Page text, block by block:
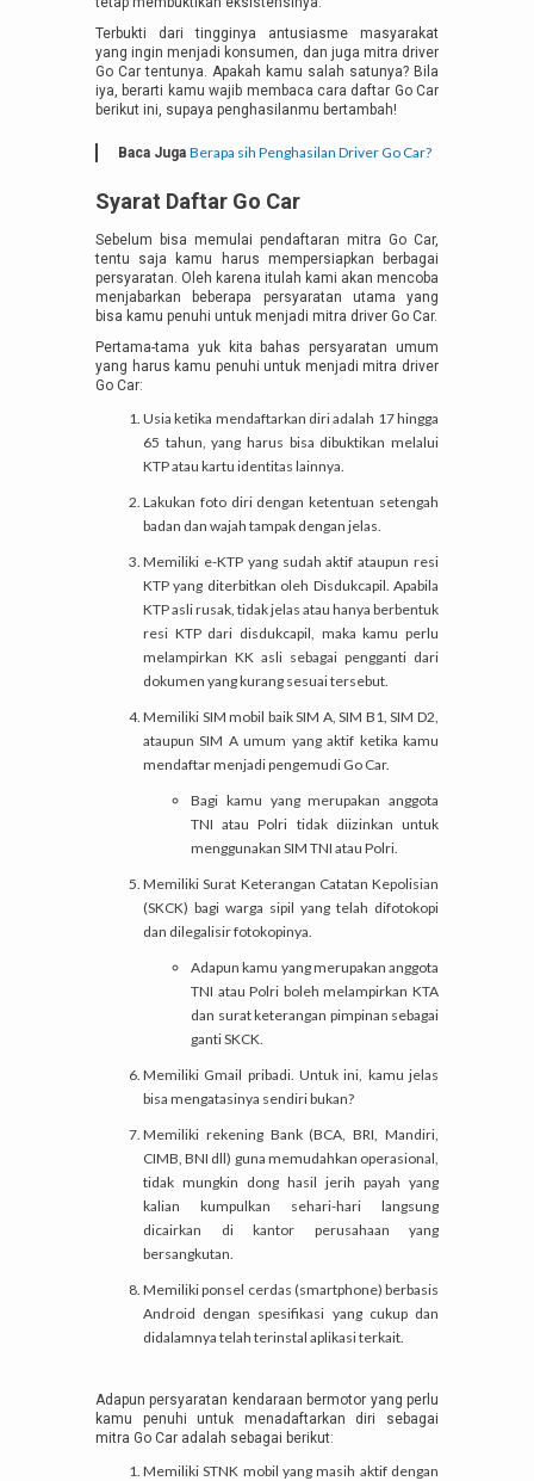
Terbukti dari tingginya antusiasme masyarakat
yang ingin menjadi konsumen, dan juga mitra driver
Go Car tentunya. Apakah kamu salah satunya? Bila
iya, berarti kamu wajib membaca cara daftar Go Car
berikut ini, supaya penghasilanmu bertambah!
Baca Juga Berapa sih Penghasilan Driver Go Car?
Syarat Daftar Go Car
Sebelum bisa memulai pendaftaran mitra Go Car,
tentu saja kamu harus mempersiapkan berbagai
persyaratan. Oleh karena itulah kami akan mencoba
menjabarkan beberapa persyaratan utama yang
bisa kamu penuhi untuk menjadi mitra driver Go Car.
Pertama-tama yuk kita bahas persyaratan umum
yang harus kamu penuhi untuk menjadi mitra driver
Go Car:
Usia ketika mendaftarkan diri adalah 17 hingga
65 tahun, yang harus bisa dibuktikan melalui
KTP atau kartu identitas lainnya.
Lakukan foto diri dengan ketentuan setengah
badan dan wajah tampak dengan jelas.
Memiliki e-KTP yang sudah aktif ataupun resi
KTP yang diterbitkan oleh Disdukcapil. Apabila
KTP asli rusak, tidak jelas atau hanya berbentuk
resi KTP dari disdukcapil, maka kamu perlu
melampirkan KK asli sebagai pengganti dari
dokumen yang kurang sesuai tersebut.
Memiliki SIM mobil baik SIM A, SIM B1, SIM D2,
ataupun SIM A umum yang aktif ketika kamu
mendaftar menjadi pengemudi Go Car.
Bagi kamu yang merupakan anggota
TNI atau Polri tidak diizinkan untuk
menggunakan SIM TNI atau Polri.
Memiliki Surat Keterangan Catatan Kepolisian
(SKCK) bagi warga sipil yang telah difotokopi
dan dilegalisir fotokopinya.
Adapun kamu yang merupakan anggota
TNI atau Polri boleh melampirkan KTA
dan surat keterangan pimpinan sebagai
ganti SKCK.
Memiliki Gmail pribadi. Untuk ini, kamu jelas
bisa mengatasinya sendiri bukan?
Memiliki rekening Bank (BCA, BRI, Mandiri,
CIMB, BNI dll) guna memudahkan operasional,
tidak mungkin dong hasil jerih payah yang
kalian kumpulkan sehari-hari langsung
dicairkan di kantor perusahaan yang
bersangkutan.
Memiliki ponsel cerdas (smartphone) berbasis
Android dengan spesifikasi yang cukup dan
didalamnya telah terinstal aplikasi terkait.
Adapun persyaratan kendaraan bermotor yang perlu
kamu penuhi untuk menadaftarkan diri sebagai
mitra Go Car adalah sebagai berikut:
Memiliki STNK mobil yang masih aktif dengan